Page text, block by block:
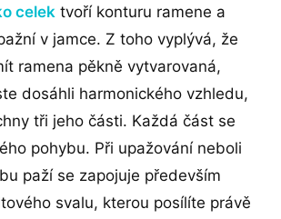
celek tvoří konturu ramene a
v jamce. Z toho vyplývá, že
ramena pěkně vytvarovaná,
dosáhli harmonického vzhledu,
tři jeho části. Každá část se
pohybu. Při upažování neboli
paží se zapojuje především
svalu, kterou posílíte právě